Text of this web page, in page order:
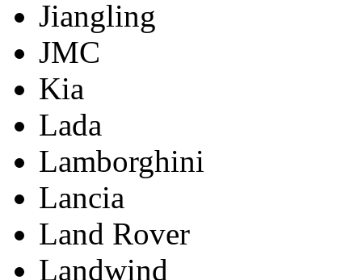
Jiangling
JMC
Kia
Lada
Lamborghini
Lancia
Land Rover
Landwind